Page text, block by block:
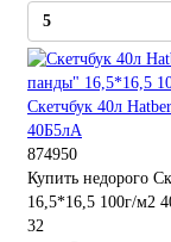
Скетчбук 40л
40Б5лА
874950
Купить недорого
16,5*16,5 100г/м2
32